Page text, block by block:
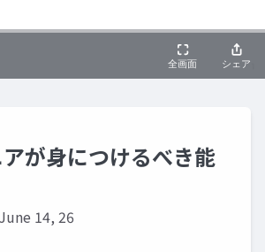
が身につけるべき能
June 14, 26